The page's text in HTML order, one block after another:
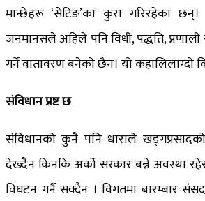
मान्छेहरू ‘सेटिङ’का कुरा गरिरहेका
जनमानसले अहिले पनि विधी, पद्धति, प्रणाली
गर्ने वातावरण बनेको छैन। यो कहालिलाग्दो
संविधान प्रष्ट छ
संविधानको कुनै पनि धाराले
देख्दैन किनकि अर्को सरकार बन्ने अवस्था
विघटन गर्नै सक्दैन । विगतमा बारम्बार